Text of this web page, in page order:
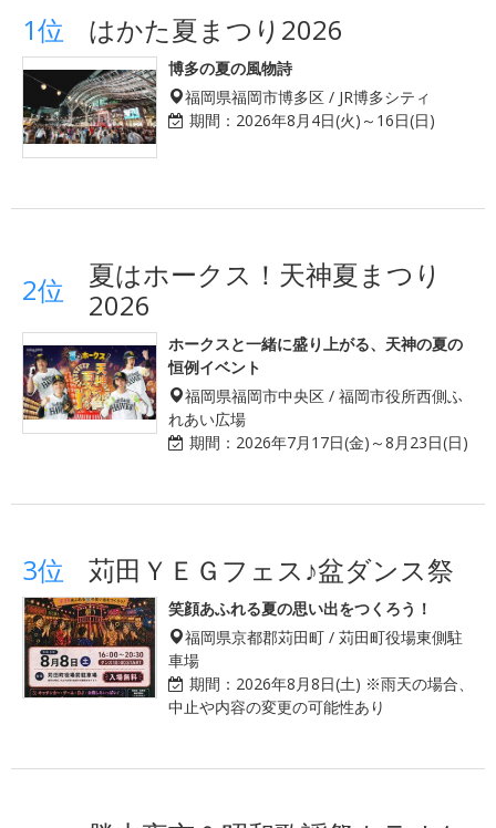
1位 はかた夏まつり2026
博多の夏の風物詩
福岡県福岡市博多区 / JR博多シティ
期間： 2026年8月4日(火)～16日(日)
2位
夏はホークス！天神夏まつり
2026
ホークスと一緒に盛り上がる、天神の夏の
恒例イベント
福岡県福岡市中央区 / 福岡市役所西側ふ
れあい広場
期間： 2026年7月17日(金)～8月23日(日)
3位 苅田ＹＥＧフェス♪盆ダンス祭
笑顔あふれる夏の思い出をつくろう！
福岡県京都郡苅田町 / 苅田町役場東側駐
車場
期間： 2026年8月8日(土) ※雨天の場合、
中止や内容の変更の可能性あり